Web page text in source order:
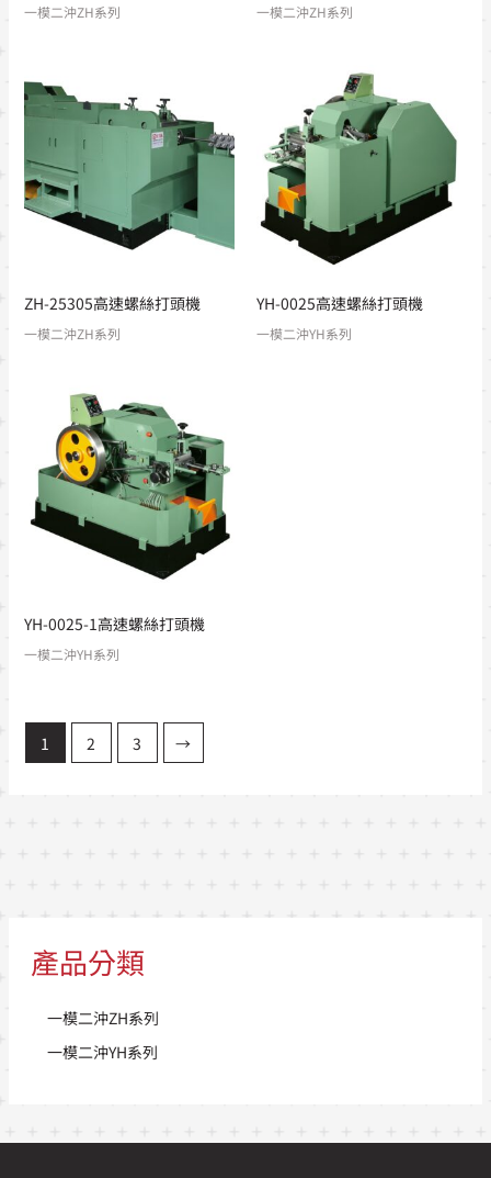
產品分類
一模二沖ZH系列
一模二沖YH系列
一模二沖ZH系列 一模二沖ZH系列
ZH-25305高速螺絲打頭機
一模二沖ZH系列
YH-0025高速螺絲打頭機
一模二沖YH系列
YH-0025-1高速螺絲打頭機
一模二沖YH系列
1 2 3 →